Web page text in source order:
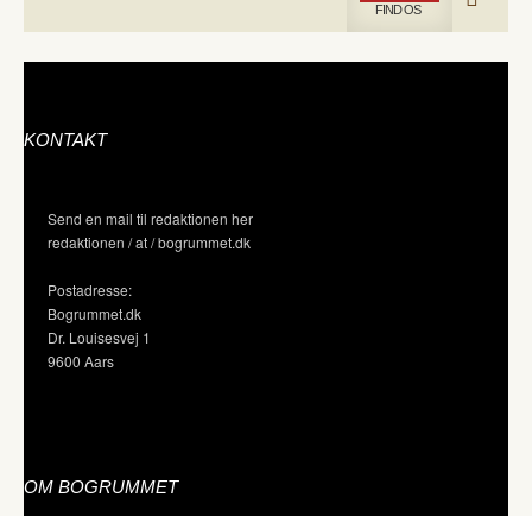
FIND OS
KONTAKT
Send en mail til redaktionen her
redaktionen / at / bogrummet.dk
Postadresse:
Bogrummet.dk
Dr. Louisesvej 1
9600 Aars
OM BOGRUMMET